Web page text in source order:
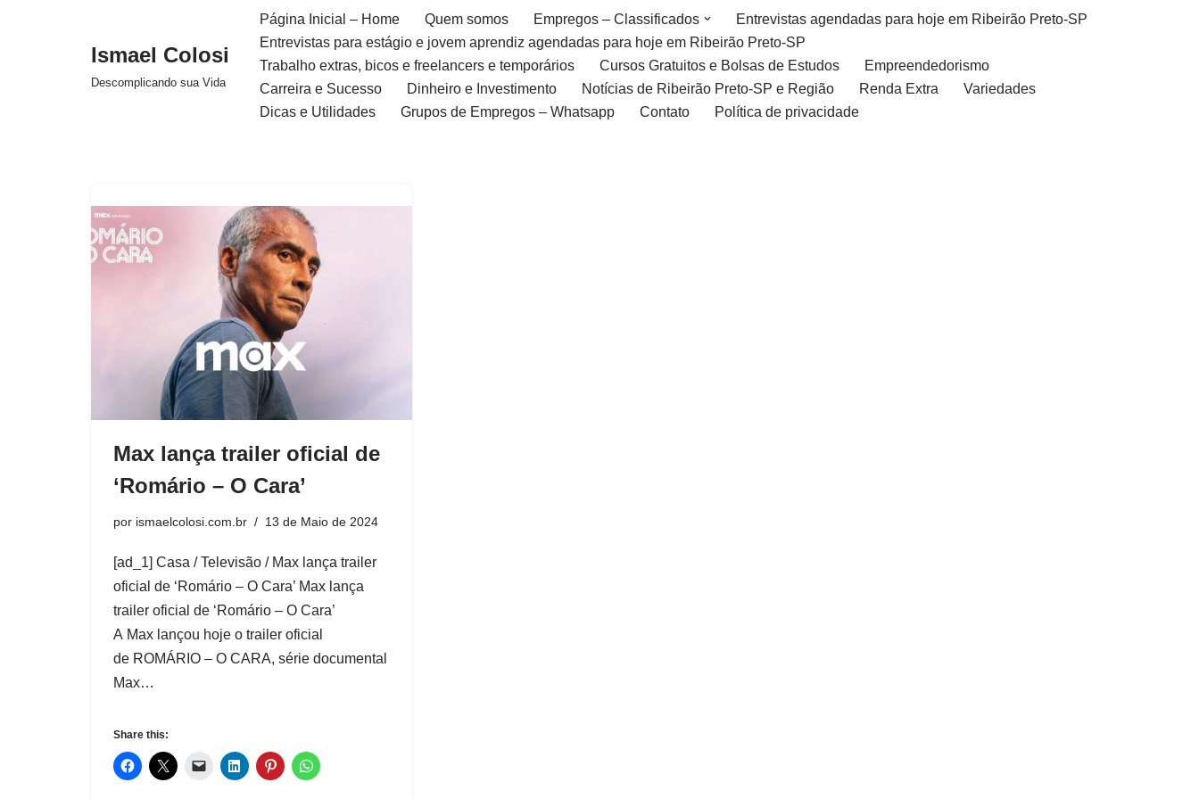
Ismael Colosi
Descomplicando sua Vida
Página Inicial – Home Quem somos Empregos – Classificados
Entrevistas agendadas para hoje em Ribeirão Preto-SP
Entrevistas para estágio e jovem aprendiz agendadas para hoje em Ribeirão Preto-SP
Trabalho extras, bicos e freelancers e temporários
Cursos Gratuitos e Bolsas de Estudos
Empreendedorismo
Carreira e Sucesso
Dinheiro e Investimento Notícias de Ribeirão Preto-SP e Região Renda Extra
Variedades
Dicas e Utilidades
Grupos de Empregos – Whatsapp Contato Política de privacidade
Max lança trailer oficial de
‘Romário – O Cara’
por ismaelcolosi.com.br 13 de Maio de 2024
[ad_1] Casa / Televisão / Max lança trailer
oficial de ‘Romário – O Cara’ Max lança
trailer oficial de ‘Romário – O Cara’
A Max lançou hoje o trailer oficial
de ROMÁRIO – O CARA, série documental
Max…
Share this: